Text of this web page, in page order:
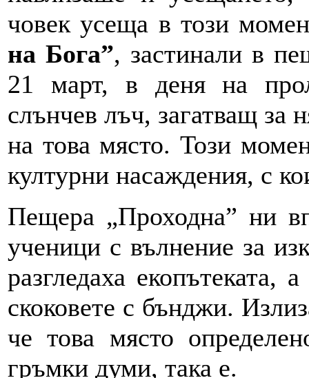
човек усеща в този
на Бога”, застинали в
21 март, в деня на
слънчев лъч, загатващ за
на това място. Този
културни насаждения, с
Пещера „Проходна” ни
ученици с вълнение за
разгледаха екопътеката,
скоковете с бънджи.
че това място
гръмки думи, така е.